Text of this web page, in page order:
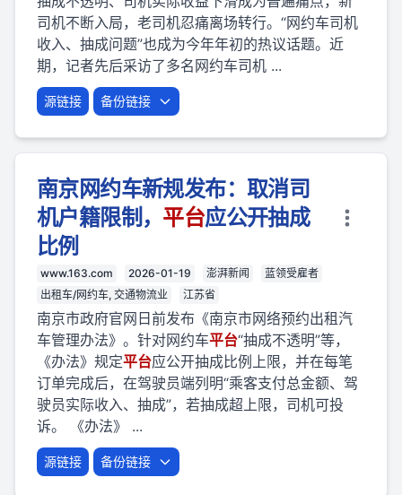
司机不断入局，老司机忍痛离场转行。“网约车司机
收入、抽成问题”也成为今年年初的热议话题。近
期，记者先后采访了多名网约车司机 ...
源链接 备份链接
南京网约车新规发布：取消司
机户籍限制， 平台应公开抽成
比例
www.163.com 2026-01-19 澎湃新闻
蓝领受雇者
出租车/网约车, 交通物流业
江苏省
南京市政府官网日前发布《南京市网络预约出租汽
车管理办法》。针对网约车平台“抽成不透明”等，
《办法》规定平台应公开抽成比例上限，并在每笔
订单完成后，在驾驶员端列明“乘客支付总金额、驾
驶员实际收入、抽成”，若抽成超上限，司机可投
诉。 《办法》 ...
源链接 备份链接